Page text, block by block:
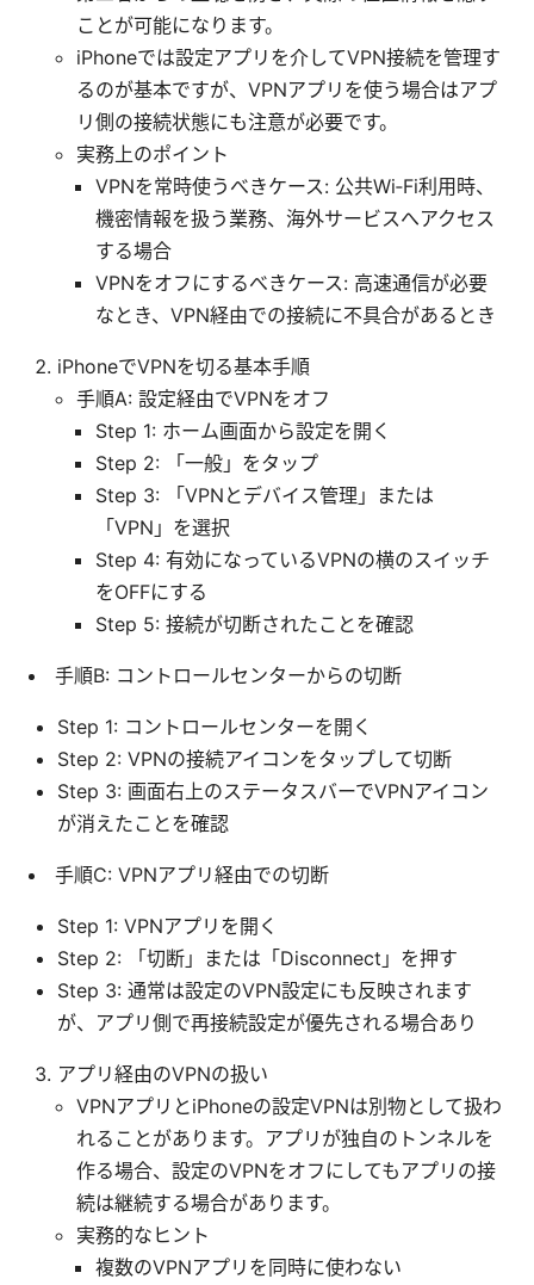
ことが可能になります。
iPhoneでは設定アプリを介してVPN接続を管理す
るのが基本ですが、VPNアプリを使う場合はアプ
リ側の接続状態にも注意が必要です。
実務上のポイント
VPNを常時使うべきケース: 公共Wi‑Fi利用時、
機密情報を扱う業務、海外サービスへアクセス
する場合
VPNをオフにするべきケース: 高速通信が必要
なとき、VPN経由での接続に不具合があるとき
iPhoneでVPNを切る基本手順
手順A: 設定経由でVPNをオフ
Step 1: ホーム画面から設定を開く
Step 2: 「一般」をタップ
Step 3: 「VPNとデバイス管理」または
「VPN」を選択
Step 4: 有効になっているVPNの横のスイッチ
をOFFにする
Step 5: 接続が切断されたことを確認
手順B: コントロールセンターからの切断
Step 1: コントロールセンターを開く
Step 2: VPNの接続アイコンをタップして切断
Step 3: 画面右上のステータスバーでVPNアイコン
が消えたことを確認
手順C: VPNアプリ経由での切断
Step 1: VPNアプリを開く
Step 2: 「切断」または「Disconnect」を押す
Step 3: 通常は設定のVPN設定にも反映されます
が、アプリ側で再接続設定が優先される場合あり
アプリ経由のVPNの扱い
VPNアプリとiPhoneの設定VPNは別物として扱わ
れることがあります。アプリが独自のトンネルを
作る場合、設定のVPNをオフにしてもアプリの接
続は継続する場合があります。
実務的なヒント
複数のVPNアプリを同時に使わない